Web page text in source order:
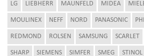
LG LIEBHERR MAUNFELD MIDEA
MOULINEX NEFF NORD PANASONIC
REDMOND ROLSEN SAMSUNG SCARLET
SHARP SIEMENS SIMFER SMEG STINOL